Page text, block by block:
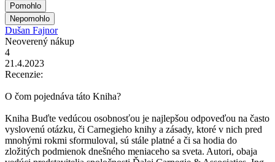
Pomohlo
Nepomohlo
Dušan Fajnor
Neoverený nákup
4
21.4.2023
Recenzie:
O čom pojednáva táto Kniha?
Kniha Buďte vedúcou osobnosťou je najlepšou odpoveďou na často
vyslovenú otázku, či Carnegieho knihy a zásady, ktoré v nich pred
mnohými rokmi sformuloval, sú stále platné a či sa hodia do
zložitých podmienok dnešného meniaceho sa sveta. Autori, obaja